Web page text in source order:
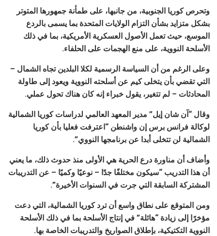
وتحرص كوريا الجنوبية، من جانبها، على طمأنة جمهورها المتوتر
بشكل متزايد بشأن التزام الولايات المتحدة بما يسمى بالردع
الموسع، حيث تعمل الأصول العسكرية الأمريكية، بما في ذلك
الأسلحة النووية، على منع الهجمات على الحلفاء.
وعلى الرغم من أن السياسة الرسمية لكلا البلدين تجاه الشمال –
التي تقضي بأن يتخلى كيم عن أسلحته النووية ويعود إلى طاولة
المحادثات – لم تتغير، يقول خبراء إنه كان هناك تحول عملي.
وقال “آن شان إيل” مدير المعهد العالمي لدراسات كوريا الشمالية
لوكالة فرانس برس إن واشنطن “اعترفت فعليا بأن كوريا
الشمالية لن تتخلى أبدا عن برنامجها النووي”.
وأضاف أن مناورة درع الحرية هي الأولى منذ حدوث ذلك، ما يعني
أن هذا التدريب “سيكون مختلفًا جدًا – نوعيًا وكميًا – عن التدريبات
المشتركة السابقة التي جرت في السنوات الأخيرة”.
ومن المتوقع على نطاق واسع أن ترد كوريا الشمالية، التي دعت
مؤخرًا إلى زيادة “هائلة” في إنتاج الأسلحة بما في ذلك الأسلحة
النووية التكتيكية، بإطلاق الصواريخ والتدريبات الخاصة بها.